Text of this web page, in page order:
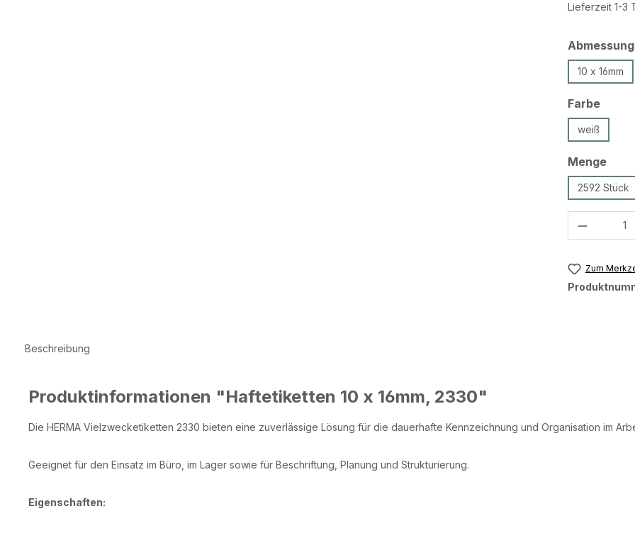
Lieferzeit 1-3
Abmessung
10 x 16mm
Farbe
weiß
Menge
2592 Stück
Zum
Beschreibung
Produktinformationen "Haftetiketten 10 x 16mm, 2330"
Die HERMA Vielzwecketiketten 2330 bieten eine zuverlässige Lösung für die dauerhafte Kennzeichnung und Organisation im
Geeignet für den Einsatz im Büro, im Lager sowie für Beschriftung, Planung und Strukturierung.
Eigenschaften: